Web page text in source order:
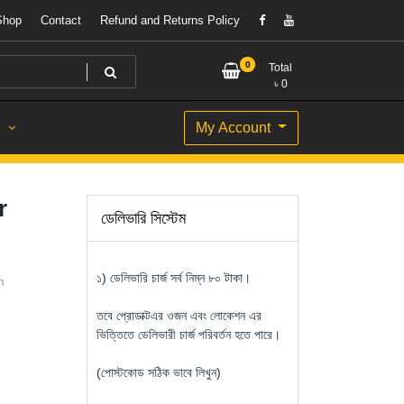
Contact Refund and Returns Policy
0
Total
৳ 0
My Account
ডেলিভারি সিস্টেম
১) ডেলিভারি চার্জ সর্ব নিম্ন ৮০ টাকা।
তবে প্রোডাক্টএর ওজন এবং লোকেশন এর
ভিত্তিতে ডেলিভারী চার্জ পরিবর্তন হতে পারে।
(পোস্টকোড সঠিক ভাবে লিখুন)